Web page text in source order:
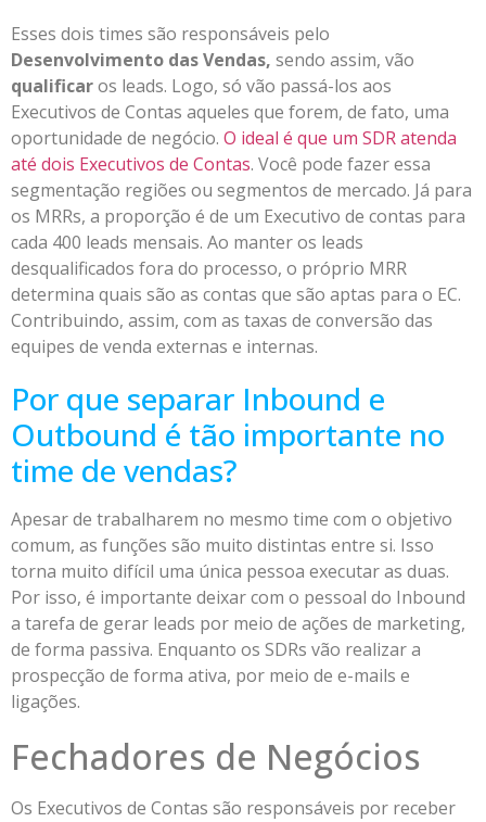
Esses dois times são responsáveis pelo
Desenvolvimento das Vendas, sendo assim, vão
qualificaros leads. Logo, só vão passá-los aos
Executivos de Contas aqueles que forem, de fato, uma
oportunidade de negócio. O ideal é que um SDR atenda
até dois Executivos de Contas. Você pode fazer essa
segmentação regiões ou segmentos de mercado. Já para
os MRRs, a proporção é de um Executivo de contas para
cada 400 leads mensais. Ao manter os leads
desqualificados fora do processo, o próprio MRR
determina quais são as contas que são aptas para o EC.
Contribuindo, assim, com as taxas de conversão das
equipes de venda externas e internas.
Por que separar Inbound e
Outbound é tão importante no
time de vendas?
Apesar de trabalharem no mesmo time com o objetivo
comum, as funções são muito distintas entre si. Isso
torna muito difícil uma única pessoa executar as duas.
Por isso, é importante deixar com o pessoal do Inbound
a tarefa de gerar leads por meio de ações de marketing,
de forma passiva. Enquanto os SDRs vão realizar a
prospecção de forma ativa, por meio de e-mails e
ligações.
Fechadores de Negócios
Os Executivos de Contas são responsáveis por receber